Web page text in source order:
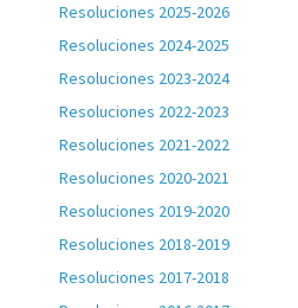
Resoluciones 2025-2026
Resoluciones 2024-2025
Resoluciones 2023-2024
Resoluciones 2022-2023
Resoluciones 2021-2022
Resoluciones 2020-2021
Resoluciones 2019-2020
Resoluciones 2018-2019
Resoluciones 2017-2018